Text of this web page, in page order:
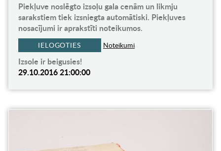
Piekļuve noslēgto izsoļu gala cenām un likmju
sarakstiem tiek izsniegta automātiski. Piekļuves
nosacījumi ir aprakstīti noteikumos.
IELOGOTIES Noteikumi
Izsole ir beigusies!
29.10.2016 21:00:00